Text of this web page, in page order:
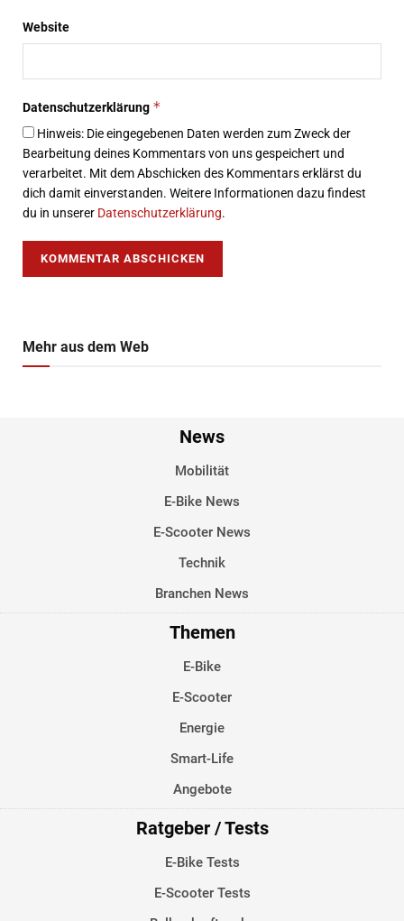
Website
Datenschutzerklärung *
Hinweis: Die eingegebenen Daten werden zum Zweck der
Bearbeitung deines Kommentars von uns gespeichert und
verarbeitet. Mit dem Abschicken des Kommentars erklärst du
dich damit einverstanden. Weitere Informationen dazu findest
du in unserer Datenschutzerklärung.
Mehr aus dem Web
News
Mobilität
E-Bike News
E-Scooter News
Technik
Branchen News
Themen
E-Bike
E-Scooter
Energie
Smart-Life
Angebote
Ratgeber / Tests
E-Bike Tests
E-Scooter Tests